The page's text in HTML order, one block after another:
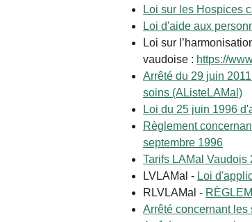
Loi sur les Hospices
Loi d'aide aux
Loi sur
vaudoise : https://
Arrêté du 29 juin
soins (AListeLAMal)
Loi du 25 juin 1996
Règlement
septembre 1996
Tarifs LAMal Vaudois
LVLAMal - Loi
RLVLAMal -
Arrêté concernant